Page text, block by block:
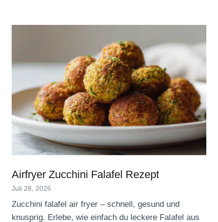
Airfryer Zucchini Falafel Rezept
Juli 28, 2026
Zucchini falafel air fryer – schnell, gesund und
knusprig. Erlebe, wie einfach du leckere Falafel aus